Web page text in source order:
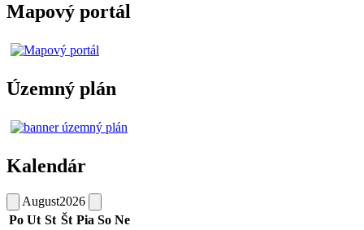
Mapový portál
Územný plán
Kalendár
August2026
Po Ut St Št Pia So Ne